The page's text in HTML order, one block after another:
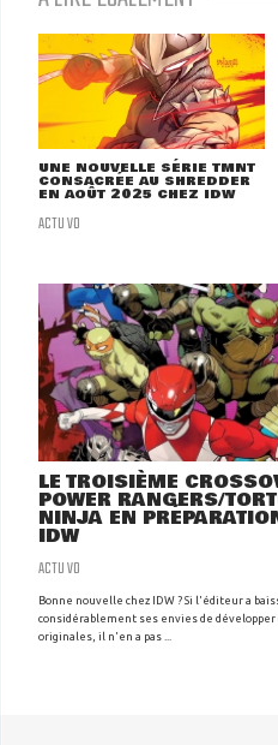
UNE NOUVELLE SÉRIE TMNT
CONSACRÉE AU SHREDDER
EN AOÛT 2025 CHEZ IDW
ACTU VO
LE TROISIÈME
POWER RANGERS/
NINJA EN
IDW
ACTU VO
Bonne nouvelle chez IDW ? Si l'éditeur a
considérablement ses envies de développer
originales, il n'en a pas ...